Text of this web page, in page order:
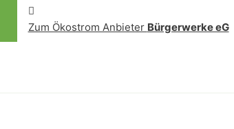
Zum Ökostrom Anbieter Bürgerwerke eG